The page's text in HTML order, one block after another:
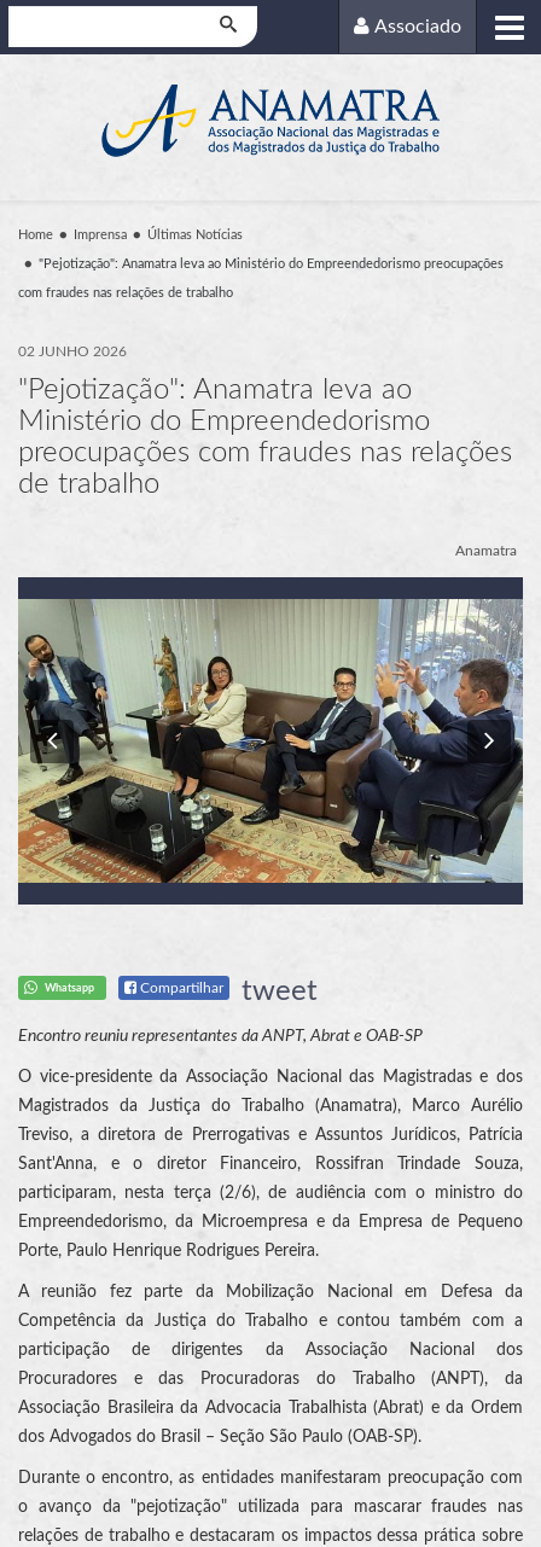
Associado
Home Imprensa Últimas Notícias
"Pejotização": Anamatra leva ao Ministério do Empreendedorismo preocupações
com fraudes nas relações de trabalho
02 JUNHO 2026
"Pejotização": Anamatra leva ao
Ministério do Empreendedorismo
preocupações com fraudes nas relações
de trabalho
Anamatra
Previous
Whatsapp Compartilhar tweet
Encontro reuniu representantes da ANPT, Abrat e OAB-SP
O vice-presidente da Associação Nacional das Magistradas e dos
Magistrados da Justiça do Trabalho (Anamatra), Marco Aurélio
Treviso, a diretora de Prerrogativas e Assuntos Jurídicos, Patrícia
Sant'Anna, e o diretor Financeiro, Rossifran Trindade Souza,
participaram, nesta terça (2/6), de audiência com o ministro do
Empreendedorismo, da Microempresa e da Empresa de Pequeno
Porte, Paulo Henrique Rodrigues Pereira.
A reunião fez parte da Mobilização Nacional em Defesa da
Competência da Justiça do Trabalho e contou também com a
participação de dirigentes da Associação Nacional dos
Procuradores e das Procuradoras do Trabalho (ANPT), da
Associação Brasileira da Advocacia Trabalhista (Abrat) e da Ordem
dos Advogados do Brasil – Seção São Paulo (OAB-SP).
Durante o encontro, as entidades manifestaram preocupação com
o avanço da "pejotização" utilizada para mascarar fraudes nas
relações de trabalho e destacaram os impactos dessa prática sobre